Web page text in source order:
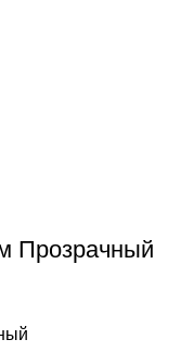
Прозрачный